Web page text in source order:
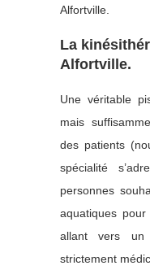
Alfortville.
La
Alfortville.
Une véritable
mais
des patients
spécialité
personnes
aquatiques
allant vers un
strictement